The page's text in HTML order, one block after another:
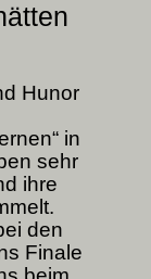
Hunor
in
sehr
ihre
den
Finale